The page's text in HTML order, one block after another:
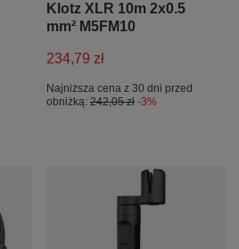
Klotz XLR 10m 2x0.5
mm² M5FM10
234,79 zł
Najniższa cena z 30 dni przed
obniżką: 242,05 zł -3%